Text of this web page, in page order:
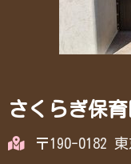
さくらぎ保育
〒190-0182